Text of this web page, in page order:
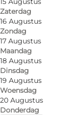
Zaterdag
16 Augustus
Zondag
17 Augustus
Maandag
18 Augustus
Dinsdag
19 Augustus
Woensdag
20 Augustus
Donderdag
Lees meer